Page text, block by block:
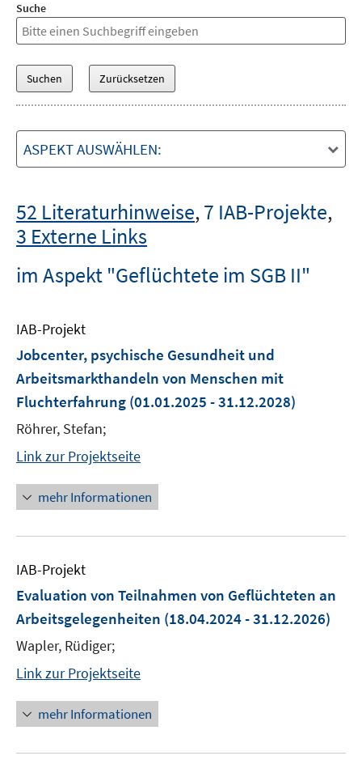
Suche
ASPEKT AUSWÄHLEN:
52 Literaturhinweise,7 IAB-Projekte,
3 Externe Links
im Aspekt "Geflüchtete im SGB II"
IAB-Projekt
Jobcenter, psychische Gesundheit und
Arbeitsmarkthandeln von Menschen mit
Fluchterfahrung (01.01.2025 - 31.12.2028)
Röhrer, Stefan;
Link zur Projektseite
mehr Informationen
IAB-Projekt
Evaluation von Teilnahmen von Geflüchteten an
Arbeitsgelegenheiten (18.04.2024 - 31.12.2026)
Wapler, Rüdiger;
Link zur Projektseite
mehr Informationen